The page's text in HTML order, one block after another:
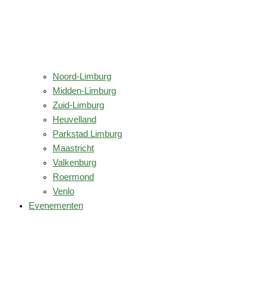
Noord-Limburg
Midden-Limburg
Zuid-Limburg
Heuvelland
Parkstad Limburg
Maastricht
Valkenburg
Roermond
Venlo
Evenementen